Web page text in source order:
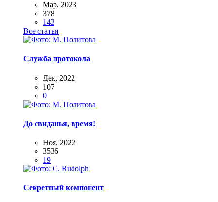
Мар, 2023
378
143
Все статьи
Служба протокола
Дек, 2022
107
0
До свиданья, время!
Ноя, 2022
3536
19
Секретный компонент